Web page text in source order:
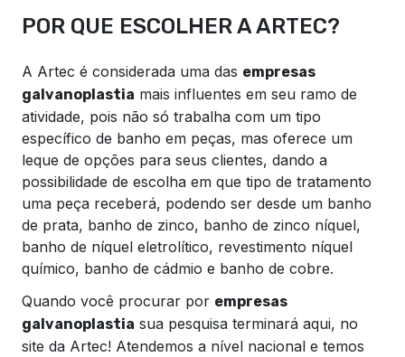
POR QUE ESCOLHER A ARTEC?
A Artec é considerada uma das empresas
galvanoplastia mais influentes em seu ramo de
atividade, pois não só trabalha com um tipo
específico de banho em peças, mas oferece um
leque de opções para seus clientes, dando a
possibilidade de escolha em que tipo de tratamento
uma peça receberá, podendo ser desde um banho
de prata, banho de zinco, banho de zinco níquel,
banho de níquel eletrolítico, revestimento níquel
químico, banho de cádmio e banho de cobre.
Quando você procurar por empresas
galvanoplastia sua pesquisa terminará aqui, no
site da Artec! Atendemos a nível nacional e temos